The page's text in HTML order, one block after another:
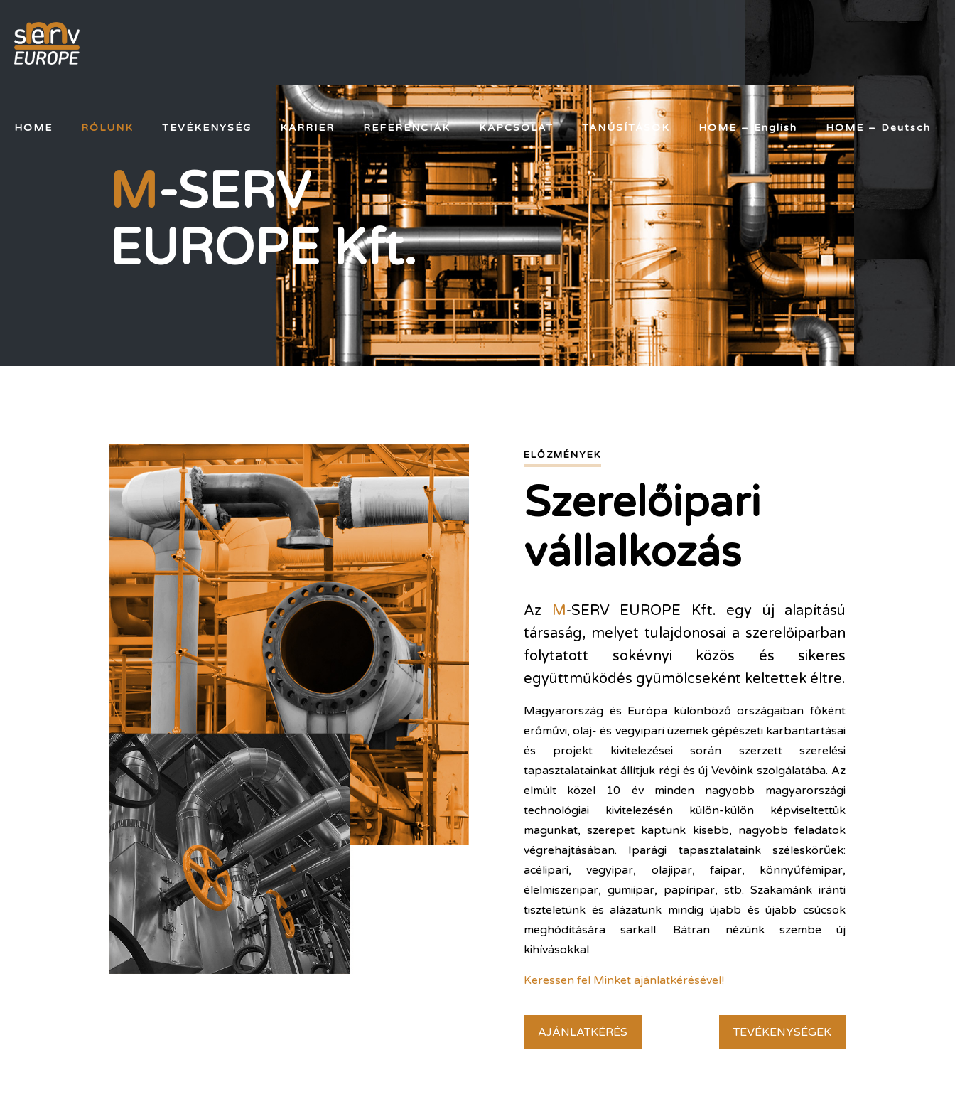
HOME RÓLUNK TEVÉKENYSÉG KARRIER REFERENCIÁK KAPCSOLAT TANÚSÍTÁSOK HOME – English HOME – Deutsch
M-SERV
EUROPE Kft.
ELŐZMÉNYEK
Szerelőipari
vállalkozás
Az M-SERV EUROPE Kft. egy új alapítású
társaság, melyet tulajdonosai a szerelőiparban
folytatott sokévnyi közös és sikeres
együttműködés gyümölcseként keltettek éltre.
Magyarország és Európa különböző országaiban főként
erőművi, olaj- és vegyipari üzemek gépészeti karbantartásai
és projekt kivitelezései során szerzett szerelési
tapasztalatainkat állítjuk régi és új Vevőink szolgálatába. Az
elmúlt közel 10 év minden nagyobb magyarországi
technológiai kivitelezésén külön-külön képviseltettük
magunkat, szerepet kaptunk kisebb, nagyobb feladatok
végrehajtásában. Iparági tapasztalataink széleskörűek:
acélipari, vegyipar, olajipar, faipar, könnyűfémipar,
élelmiszeripar, gumiipar, papíripar, stb. Szakamánk iránti
tiszteletünk és alázatunk mindig újabb és újabb csúcsok
meghódítására sarkall. Bátran nézünk szembe új
kihívásokkal.
Keressen fel Minket ajánlatkérésével!
AJÁNLATKÉRÉS TEVÉKENYSÉGEK